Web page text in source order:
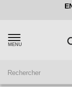
MENU